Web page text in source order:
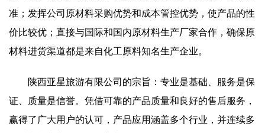
准；发挥公司原材料采购优势和成本管控优势，使产品的性
价比较优；直接与国际和国内原材料生产厂家合作，确保原
材料进货渠道都是来自化工原料知名生产企业。
陕西亚星旅游有限公司的宗旨：专业是基础、服务是保
证、质量是信誉。凭借可靠的产品质量和良好的售后服务，
赢得了广大用户的认可，产品应用涵盖多个行业，并连续多